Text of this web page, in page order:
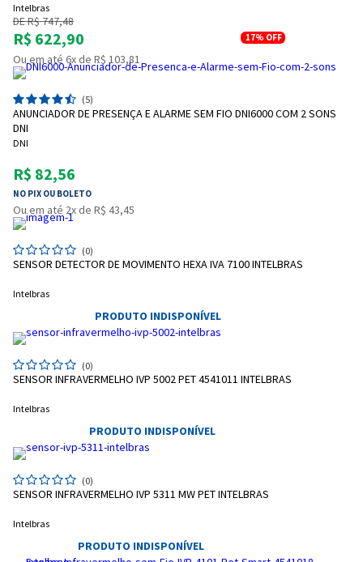
Intelbras
DE R$ 747,48
R$ 622,90 17% OFF
Ou em até 6x de R$ 103,81
(5)
ANUNCIADOR DE PRESENÇA E ALARME SEM FIO DNI6000 COM 2 SONS
DNI
DNI
R$ 82,56
NO PIX OU BOLETO
Ou em até 2x de R$ 43,45
(0)
SENSOR DETECTOR DE MOVIMENTO HEXA IVA 7100 INTELBRAS
Intelbras
PRODUTO INDISPONÍVEL
(0)
SENSOR INFRAVERMELHO IVP 5002 PET 4541011 INTELBRAS
Intelbras
PRODUTO INDISPONÍVEL
(0)
SENSOR INFRAVERMELHO IVP 5311 MW PET INTELBRAS
Intelbras
PRODUTO INDISPONÍVEL